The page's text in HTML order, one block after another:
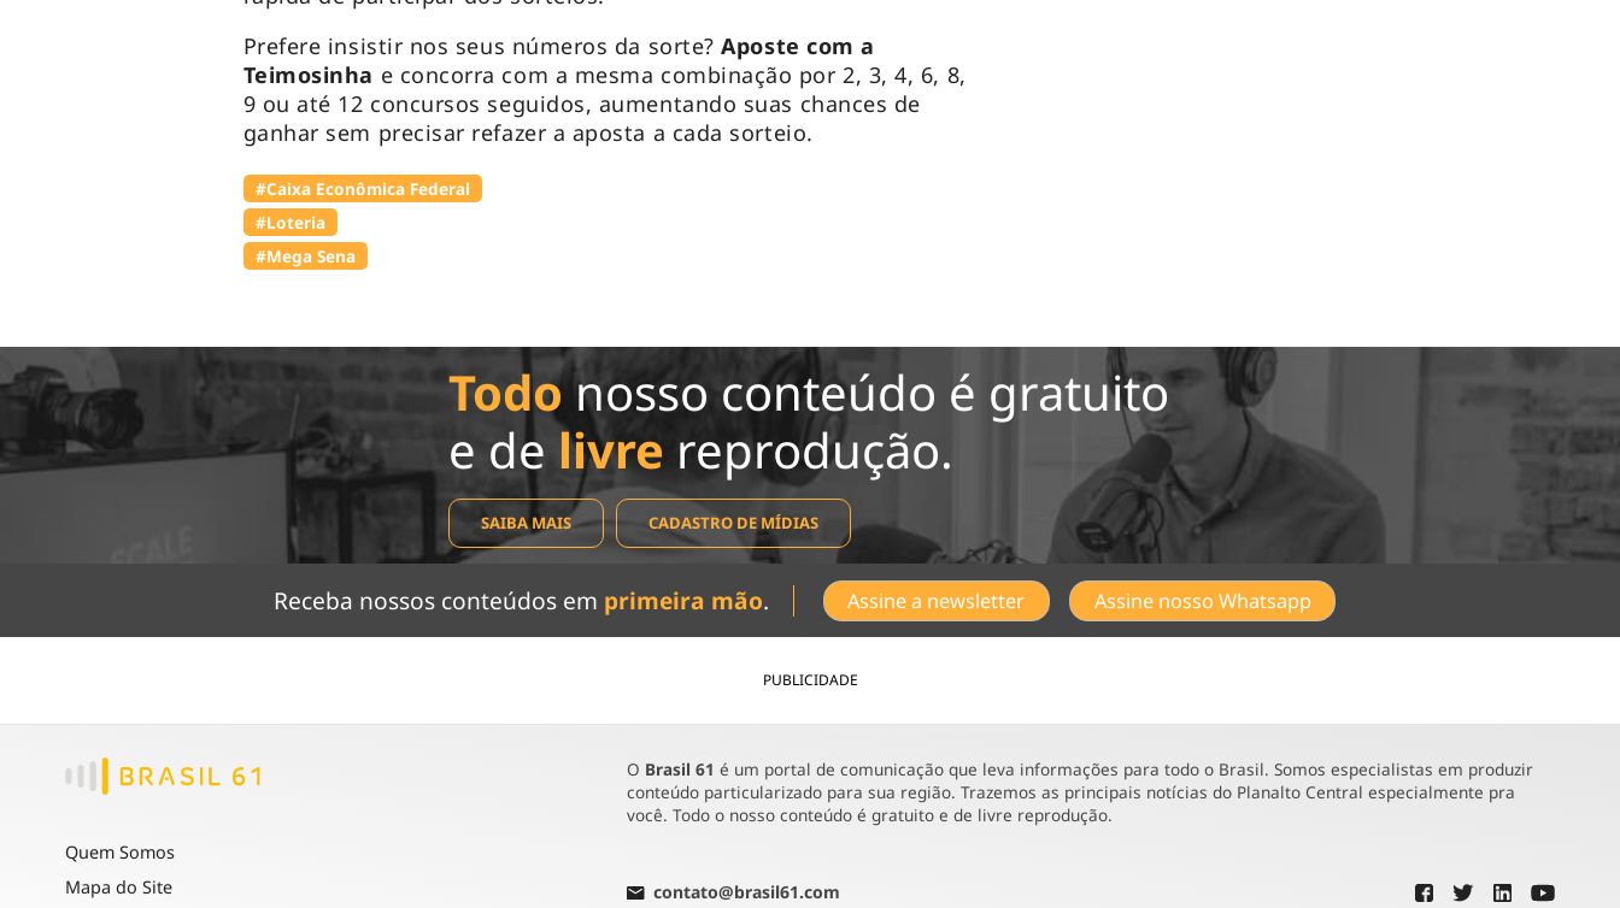
Prefere insistir nos seus números da sorte? Aposte com a
Teimosinha e concorra com a mesma combinação por 2, 3, 4, 6, 8,
9 ou até 12 concursos seguidos, aumentando suas chances de
ganhar sem precisar refazer a aposta a cada sorteio.
#Caixa Econômica Federal
#Loteria
#Mega Sena
Todonosso conteúdo é gratuito
e de livre reprodução.
SAIBA MAIS CADASTRO DE MÍDIAS
Receba nossos conteúdos em primeira mão. Assine a newsletter Assine nosso Whatsapp
PUBLICIDADE
Quem Somos
Mapa do Site
O Brasil 61 é um portal de comunicação que leva informações para todo o Brasil. Somos especialistas em produzir
conteúdo particularizado para sua região. Trazemos as principais notícias do Planalto Central especialmente pra
você. Todo o nosso conteúdo é gratuito e de livre reprodução.
contato@brasil61.com